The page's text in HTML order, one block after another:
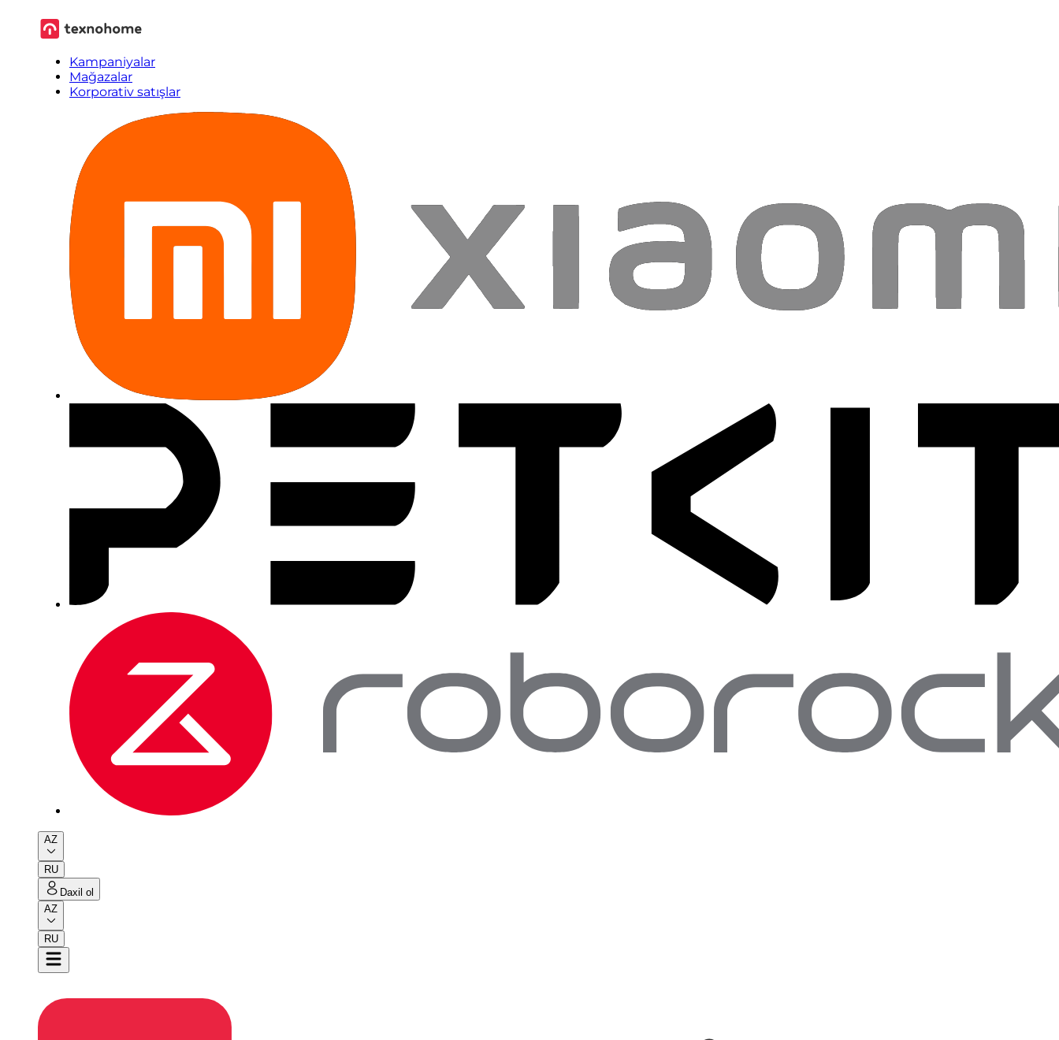
Kampaniyalar
Mağazalar
Korporativ satışlar
AZ
RU
Daxil ol
AZ
RU